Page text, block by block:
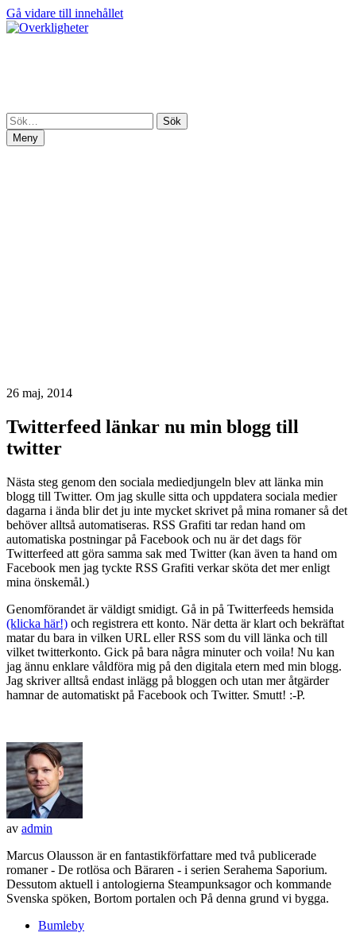
Gå vidare till innehållet
Meny
26 maj, 2014
Twitterfeed länkar nu min blogg till
twitter
Nästa steg genom den sociala mediedjungeln blev att länka min
blogg till Twitter. Om jag skulle sitta och uppdatera sociala medier
dagarna i ända blir det ju inte mycket skrivet på mina romaner så det
behöver alltså automatiseras. RSS Grafiti tar redan hand om
automatiska postningar på Facebook och nu är det dags för
Twitterfeed att göra samma sak med Twitter (kan även ta hand om
Facebook men jag tyckte RSS Grafiti verkar sköta det mer enligt
mina önskemål.)
Genomförandet är väldigt smidigt. Gå in på Twitterfeeds hemsida
(klicka här!) och registrera ett konto. När detta är klart och bekräftat
matar du bara in vilken URL eller RSS som du vill länka och till
vilket twitterkonto. Gick på bara några minuter och voila! Nu kan
jag ännu enklare våldföra mig på den digitala etern med min blogg.
Jag skriver alltså endast inlägg på bloggen och utan mer åtgärder
hamnar de automatiskt på Facebook och Twitter. Smutt! :-P.
av admin
Marcus Olausson är en fantastikförfattare med två publicerade
romaner - De rotlösa och Bäraren - i serien Serahema Saporium.
Dessutom aktuell i antologierna Steampunksagor och kommande
Svenska spöken, Bortom portalen och På denna grund vi bygga.
Bumleby